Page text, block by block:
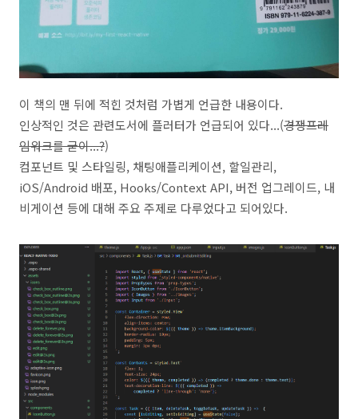
이 책의 맨 뒤에 적힌 것처럼 가볍게 언급한 내용이다.
인상적인 것은 관련도서에 플러터가 언급되어 있다...(경쟁프레
임워크를 굳이...?)
컴포넌트 및 스타일링, 채팅애플리케이션, 할일관리,
iOS/Android 배포, Hooks/Context API, 버전 업그레이드, 내
비게이션 등에 대해 주요 주제로 다루었다고 되어있다.